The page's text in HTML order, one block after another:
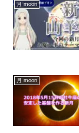
月 moon
月 moon